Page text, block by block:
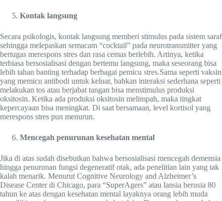
Kontak langsung
Secara psikologis, kontak langsung memberi stimulus pada sistem saraf
sehingga melepaskan semacam “cocktail” pada neurotransmitter yang
bertugas merespons stres dan rasa cemas berlebih. Artinya, ketika
terbiasa bersosialisasi dengan bertemu langsung, maka seseorang bisa
lebih tahan banting terhadap berbagai pemicu stres.Sama seperti vaksin
yang memicu antibodi untuk keluar, bahkan interaksi sederhana seperti
melakukan tos atau berjabat tangan bisa menstimulus produksi
oksitosin. Ketika ada produksi oksitosin melimpah, maka tingkat
kepercayaan bisa meningkat. Di saat bersamaan, level kortisol yang
merespons stres pun menurun.
Mencegah penurunan kesehatan mental
Jika di atas sudah disebutkan bahwa bersosialisasi mencegah demensia
hingga penurunan fungsi degeneratif otak, ada penelitian lain yang tak
kalah menarik. Menurut Cognitive Neurology and Alzheimer’s
Disease Center di Chicago, para “SuperAgers” atau lansia berusia 80
tahun ke atas dengan kesehatan mental layaknya orang lebih muda